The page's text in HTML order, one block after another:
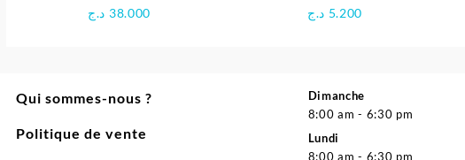
38.000 د.ج 5.200 د.ج
Qui sommes-nous ?
Politique de vente
Dimanche
8:00 am - 6:30 pm
Lundi
8:00 am - 6:30 pm